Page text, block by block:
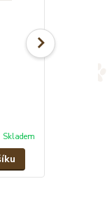
Skladem